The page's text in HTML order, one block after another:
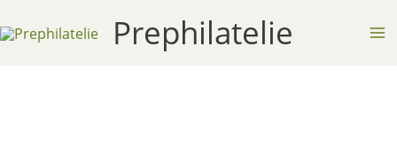
Inhalt
Prephilatelie